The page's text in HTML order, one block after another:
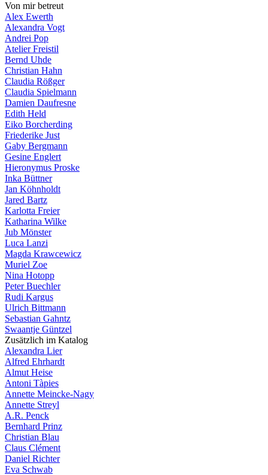
Von mir betreut
Alex Ewerth
Alexandra Vogt
Andrei Pop
Atelier Freistil
Bernd Uhde
Christian Hahn
Claudia Rößger
Claudia Spielmann
Damien Daufresne
Edith Held
Eiko Borcherding
Friederike Just
Gaby Bergmann
Gesine Englert
Hieronymus Proske
Inka Büttner
Jan Köhnholdt
Jared Bartz
Karlotta Freier
Katharina Wilke
Jub Mönster
Luca Lanzi
Magda Krawcewicz
Muriel Zoe
Nina Hotopp
Peter Buechler
Rudi Kargus
Ulrich Bittmann
Sebastian Gahntz
Swaantje Güntzel
Zusätzlich im Katalog
Alexandra Lier
Alfred Ehrhardt
Almut Heise
Antoni Tàpies
Annette Meincke-Nagy
Annette Streyl
A.R. Penck
Bernhard Prinz
Christian Blau
Claus Clément
Daniel Richter
Eva Schwab